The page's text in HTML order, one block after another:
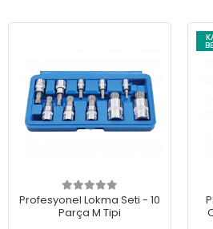
Profesyonel Lokma Seti - 10
Parça M Tipi